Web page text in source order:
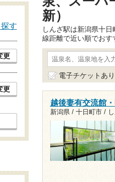
新）
しんざ駅は新潟県十
線距離で近い順でおす
電子チケットあり
越後妻有交流館
新潟県 / 十日町市 /
す
更
更